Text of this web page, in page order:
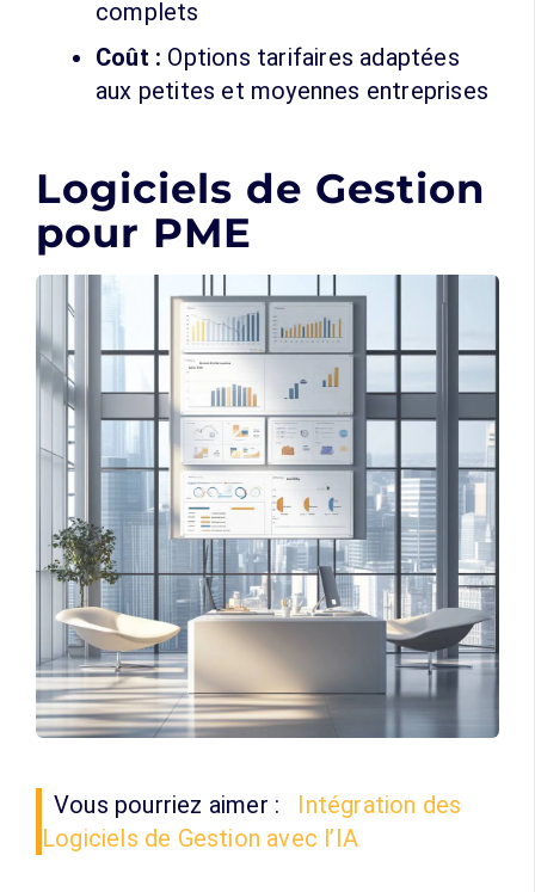
complets
Coût : Options tarifaires adaptées
aux petites et moyennes entreprises
Logiciels de Gestion
pour PME
Vous pourriez aimer :
Intégration des
Logiciels de Gestion avec l’IA